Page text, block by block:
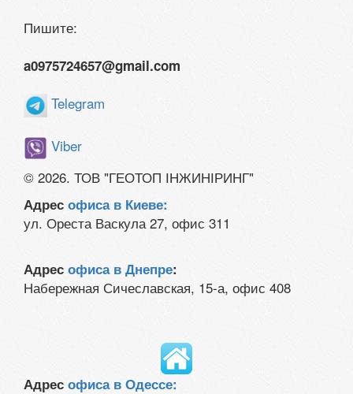
Пишите:
a0975724657@gmail.com
Telegram
Viber
© 2026. ТОВ "ГЕОТОП ІНЖИНІРИНГ"
Адрес офиса в Киеве:
ул. Ореста Васкула 27, офис 311
Адрес офиса в Днепре:
Набережная Сичеславская, 15-а, офис 408
Адрес офиса в Одессе: